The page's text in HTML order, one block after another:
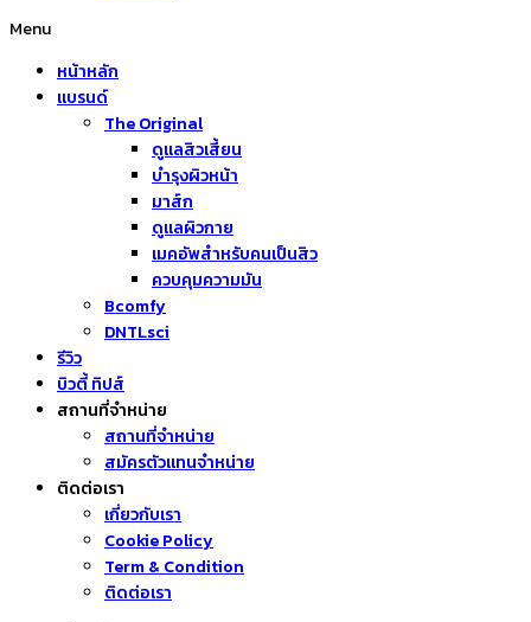
Menu
หน้าหลัก
แบรนด์
The Original
ดูแลสิวเสี้ยน
บำรุงผิวหน้า
มาส์ก
ดูแลผิวกาย
เมคอัพสำหรับคนเป็นสิว
ควบคุมความมัน
Bcomfy
DNTLsci
รีวิว
บิวตี้ ทิปส์
สถานที่จำหน่าย
สถานที่จำหน่าย
สมัครตัวแทนจำหน่าย
ติดต่อเรา
เกี่ยวกับเรา
Cookie Policy
Term & Condition
ติดต่อเรา